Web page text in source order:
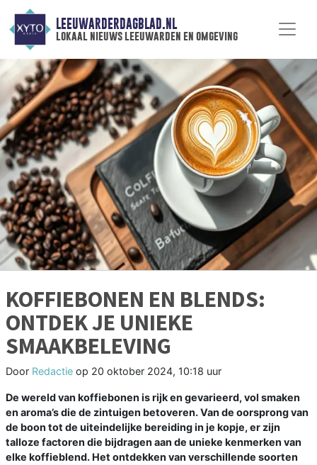
LEEUWARDERDAGBLAD.NL
lokaal nieuws leeuwarden en omgeving
KOFFIEBONEN EN BLENDS:
ONTDEK JE UNIEKE
SMAAKBELEVING
Door Redactie op 20 oktober 2024, 10:18 uur
De wereld van koffiebonen is rijk en gevarieerd, vol smaken
en aroma’s die de zintuigen betoveren. Van de oorsprong van
de boon tot de uiteindelijke bereiding in je kopje, er zijn
talloze factoren die bijdragen aan de unieke kenmerken van
elke koffieblend. Het ontdekken van verschillende soorten